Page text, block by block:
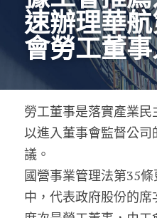
速辦理華
會勞工董
勞工董事是落實產業
以進入董事會監督公
議。
國營事業管理法第35
中，代表政府股份的